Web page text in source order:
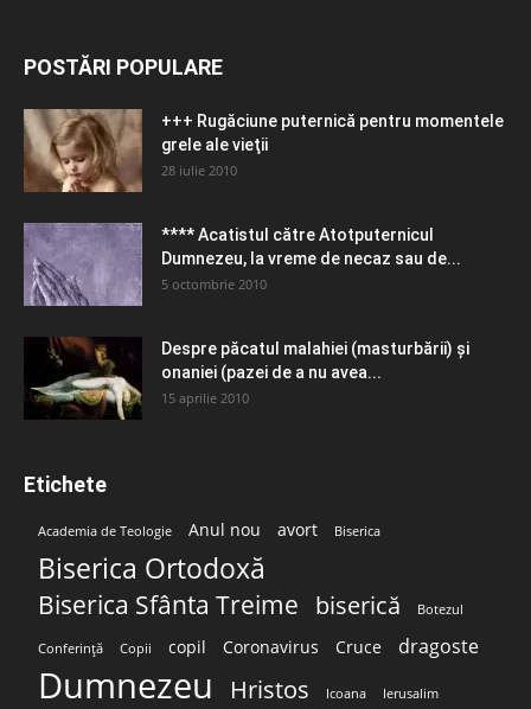
POSTĂRI POPULARE
+++ Rugăciune puternică pentru momentele
grele ale vieţii
28 iulie 2010
**** Acatistul către Atotputernicul
Dumnezeu, la vreme de necaz sau de...
5 octombrie 2010
Despre păcatul malahiei (masturbării) şi
onaniei (pazei de a nu avea...
15 aprilie 2010
Etichete
Academia de Teologie Anul nou avort Biserica
Biserica Ortodoxă
Biserica Sfânta Treime biserică Botezul
Conferință Copii copil Coronavirus Cruce dragoste
Dumnezeu Hristos Icoana Ierusalim